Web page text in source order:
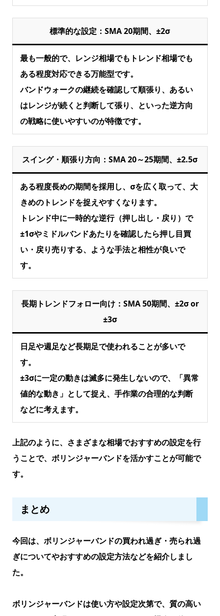
標準的な設定：SMA 20期間、±2σ
最も一般的で、レンジ相場でもトレンド相場でも
ある程度対応できる万能型です。
バンドウォークの継続を確認して順張り、あるい
はレンジが続くと判断して張り、といった逆方向
の戦略に使いやすいのが特徴です。
スイング・順張り方向：SMA 20～25期間、±2.5σ
ある程度長めの期間を採用し、σを広く取って、大
きめのトレンドを捉えやすくなります。
トレンド中に一時的な逆行（押し出し・戻り）で
±1σやミドルバンドあたりを確認したら押し目買
い・戻り売りする、ような手法と相性が良いで
す。
長期トレンドフォロー向け：SMA 50期間、±2σ or
±3σ
日足や週足など長期足で使われることが多いで
す。
±3σに一定の動きは滅多に発生しないので、「異常
値的な動き」として捉え、手作業の合理的な判断
などに考えます。
上記のように、さまざまな相場でおすすめの設定を行
うことで、ボリンジャーバンドを活かすことが可能で
す。
まとめ
今回は、ボリンジャーバンドの買われ過ぎ・売られ過
ぎについてやおすすめの設定方法などを紹介しまし
た。
ボリンジャーバンドは使い方や設定次第で、質の高い